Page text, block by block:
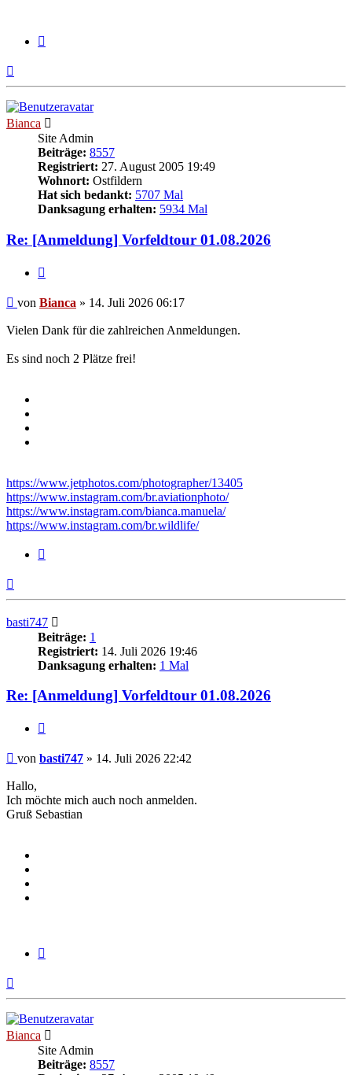
Bianca
Site Admin
Beiträge: 8557
Registriert: 27. August 2005 19:49
Wohnort: Ostfildern
Hat sich bedankt: 5707 Mal
Danksagung erhalten: 5934 Mal
Re: [Anmeldung] Vorfeldtour 01.08.2026
Beitrag
von Bianca » 14. Juli 2026 06:17
Vielen Dank für die zahlreichen Anmeldungen.
Es sind noch 2 Plätze frei!
https://www.jetphotos.com/photographer/13405
https://www.instagram.com/br.aviationphoto/
https://www.instagram.com/bianca.manuela/
https://www.instagram.com/br.wildlife/
basti747
Beiträge: 1
Registriert: 14. Juli 2026 19:46
Danksagung erhalten: 1 Mal
Re: [Anmeldung] Vorfeldtour 01.08.2026
Beitrag
von basti747 » 14. Juli 2026 22:42
Hallo,
Ich möchte mich auch noch anmelden.
Gruß Sebastian
Bianca
Site Admin
Beiträge: 8557